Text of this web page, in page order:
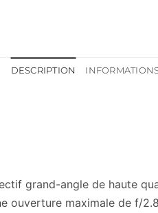
DESCRIPTION
grand-angle de haute
ouverture maximale de f/